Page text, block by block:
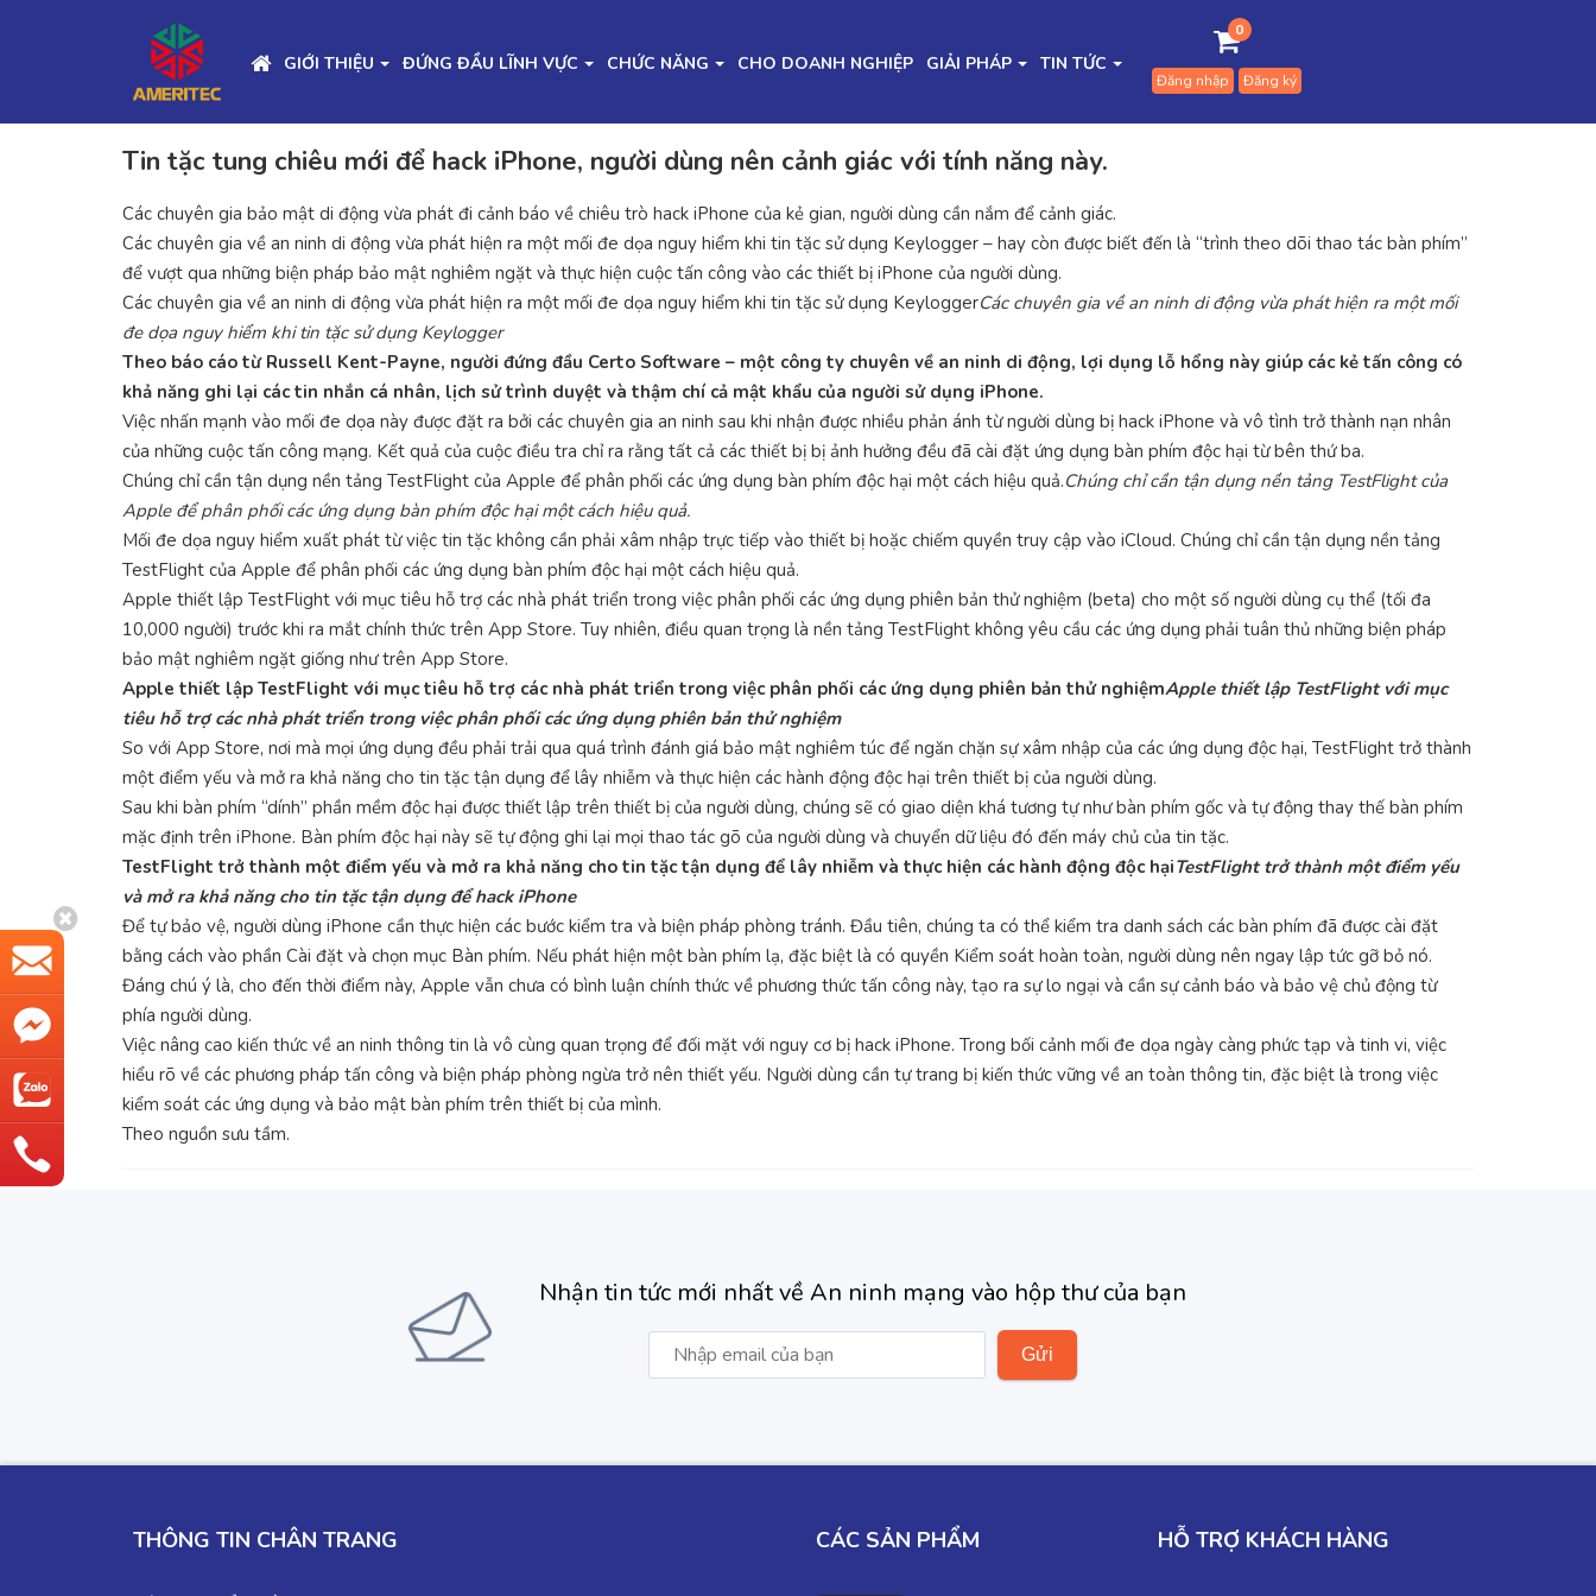
GIỚI THIỆU ĐỨNG ĐẦU LĨNH VỰC CHỨC NĂNG CHO DOANH NGHIỆP GIẢI PHÁP TIN TỨC
0
Đăng nhập Đăng ký
Tin tặc tung chiêu mới để hack iPhone, người dùng nên cảnh giác với tính năng này.
Các chuyên gia bảo mật di động vừa phát đi cảnh báo về chiêu trò hack iPhone của kẻ gian, người dùng cần nắm để cảnh giác.
Các chuyên gia về an ninh di động vừa phát hiện ra một mối đe dọa nguy hiểm khi tin tặc sử dụng Keylogger – hay còn được biết đến là “trình theo dõi thao tác bàn phím”
để vượt qua những biện pháp bảo mật nghiêm ngặt và thực hiện cuộc tấn công vào các thiết bị iPhone của người dùng.
Các chuyên gia về an ninh di động vừa phát hiện ra một mối đe dọa nguy hiểm khi tin tặc sử dụng KeyloggerCác chuyên gia về an ninh di động vừa phát hiện ra một mối
đe dọa nguy hiểm khi tin tặc sử dụng Keylogger
Theo báo cáo từ Russell Kent-Payne, người đứng đầu Certo Software – một công ty chuyên về an ninh di động, lợi dụng lỗ hổng này giúp các kẻ tấn công có
khả năng ghi lại các tin nhắn cá nhân, lịch sử trình duyệt và thậm chí cả mật khẩu của người sử dụng iPhone.
Việc nhấn mạnh vào mối đe dọa này được đặt ra bởi các chuyên gia an ninh sau khi nhận được nhiều phản ánh từ người dùng bị hack iPhone và vô tình trở thành nạn nhân
của những cuộc tấn công mạng. Kết quả của cuộc điều tra chỉ ra rằng tất cả các thiết bị bị ảnh hưởng đều đã cài đặt ứng dụng bàn phím độc hại từ bên thứ ba.
Chúng chỉ cần tận dụng nền tảng TestFlight của Apple để phân phối các ứng dụng bàn phím độc hại một cách hiệu quả.Chúng chỉ cần tận dụng nền tảng TestFlight của
Apple để phân phối các ứng dụng bàn phím độc hại một cách hiệu quả.
Mối đe dọa nguy hiểm xuất phát từ việc tin tặc không cần phải xâm nhập trực tiếp vào thiết bị hoặc chiếm quyền truy cập vào iCloud. Chúng chỉ cần tận dụng nền tảng
TestFlight của Apple để phân phối các ứng dụng bàn phím độc hại một cách hiệu quả.
Apple thiết lập TestFlight với mục tiêu hỗ trợ các nhà phát triển trong việc phân phối các ứng dụng phiên bản thử nghiệm (beta) cho một số người dùng cụ thể (tối đa
10,000 người) trước khi ra mắt chính thức trên App Store. Tuy nhiên, điều quan trọng là nền tảng TestFlight không yêu cầu các ứng dụng phải tuân thủ những biện pháp
bảo mật nghiêm ngặt giống như trên App Store.
Apple thiết lập TestFlight với mục tiêu hỗ trợ các nhà phát triển trong việc phân phối các ứng dụng phiên bản thử nghiệmApple thiết lập TestFlight với mục
tiêu hỗ trợ các nhà phát triển trong việc phân phối các ứng dụng phiên bản thử nghiệm
So với App Store, nơi mà mọi ứng dụng đều phải trải qua quá trình đánh giá bảo mật nghiêm túc để ngăn chặn sự xâm nhập của các ứng dụng độc hại, TestFlight trở thành
một điểm yếu và mở ra khả năng cho tin tặc tận dụng để lây nhiễm và thực hiện các hành động độc hại trên thiết bị của người dùng.
Sau khi bàn phím “dính” phần mềm độc hại được thiết lập trên thiết bị của người dùng, chúng sẽ có giao diện khá tương tự như bàn phím gốc và tự động thay thế bàn phím
mặc định trên iPhone. Bàn phím độc hại này sẽ tự động ghi lại mọi thao tác gõ của người dùng và chuyển dữ liệu đó đến máy chủ của tin tặc.
TestFlight trở thành một điểm yếu và mở ra khả năng cho tin tặc tận dụng để lây nhiễm và thực hiện các hành động độc hạiTestFlight trở thành một điểm yếu
và mở ra khả năng cho tin tặc tận dụng để hack iPhone
Để tự bảo vệ, người dùng iPhone cần thực hiện các bước kiểm tra và biện pháp phòng tránh. Đầu tiên, chúng ta có thể kiểm tra danh sách các bàn phím đã được cài đặt
bằng cách vào phần Cài đặt và chọn mục Bàn phím. Nếu phát hiện một bàn phím lạ, đặc biệt là có quyền Kiểm soát hoàn toàn, người dùng nên ngay lập tức gỡ bỏ nó.
Đáng chú ý là, cho đến thời điểm này, Apple vẫn chưa có bình luận chính thức về phương thức tấn công này, tạo ra sự lo ngại và cần sự cảnh báo và bảo vệ chủ động từ
phía người dùng.
Việc nâng cao kiến thức về an ninh thông tin là vô cùng quan trọng để đối mặt với nguy cơ bị hack iPhone. Trong bối cảnh mối đe dọa ngày càng phức tạp và tinh vi, việc
hiểu rõ về các phương pháp tấn công và biện pháp phòng ngừa trở nên thiết yếu. Người dùng cần tự trang bị kiến thức vững về an toàn thông tin, đặc biệt là trong việc
kiểm soát các ứng dụng và bảo mật bàn phím trên thiết bị của mình.
Theo nguồn sưu tầm.
Nhận tin tức mới nhất về An ninh mạng vào hộp thư của bạn
THÔNG TIN CHÂN TRANG CÁC SẢN PHẨM HỖ TRỢ KHÁCH HÀNG